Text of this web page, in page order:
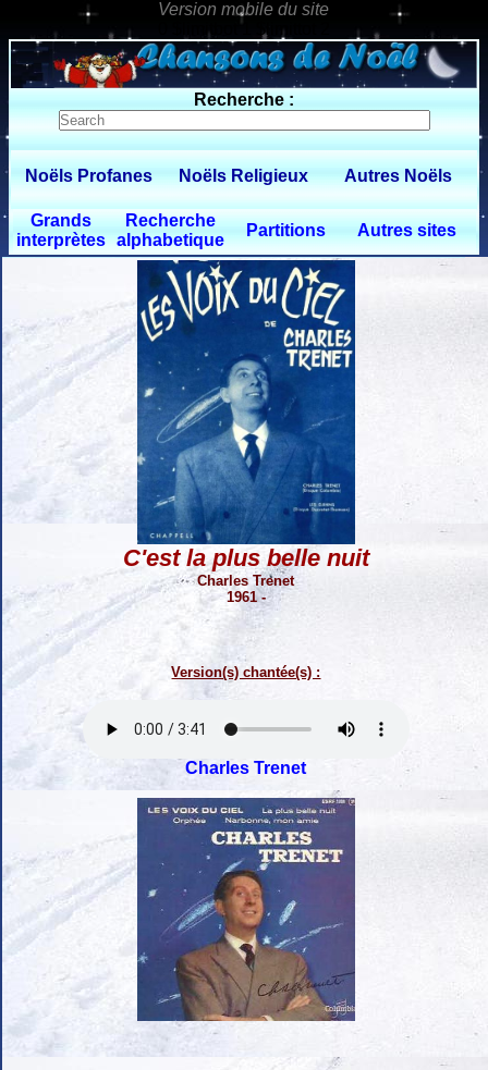
0 $limitbot 1 $limittot 2
Recherche :
Noëls Profanes Noëls Religieux Autres Noëls
Grands
interprètes
Recherche
alphabetique
Partitions Autres sites
C'est la plus belle nuit
Charles Trenet
1961 -
Version(s) chantée(s) :
Charles Trenet